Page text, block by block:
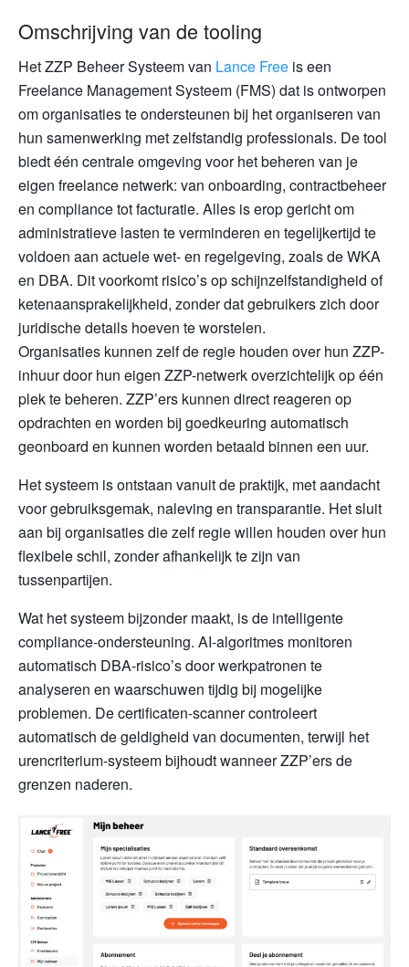
Omschrijving van de tooling
Het ZZP Beheer Systeem van Lance Free is een
Freelance Management Systeem (FMS) dat is ontworpen
om organisaties te ondersteunen bij het organiseren van
hun samenwerking met zelfstandig professionals. De tool
biedt één centrale omgeving voor het beheren van je
eigen freelance netwerk: van onboarding, contractbeheer
en compliance tot facturatie. Alles is erop gericht om
administratieve lasten te verminderen en tegelijkertijd te
voldoen aan actuele wet- en regelgeving, zoals de WKA
en DBA. Dit voorkomt risico’s op schijnzelfstandigheid of
ketenaansprakelijkheid, zonder dat gebruikers zich door
juridische details hoeven te worstelen.
Organisaties kunnen zelf de regie houden over hun ZZP-
inhuur door hun eigen ZZP-netwerk overzichtelijk op één
plek te beheren. ZZP’ers kunnen direct reageren op
opdrachten en worden bij goedkeuring automatisch
geonboard en kunnen worden betaald binnen een uur.
Het systeem is ontstaan vanuit de praktijk, met aandacht
voor gebruiksgemak, naleving en transparantie. Het sluit
aan bij organisaties die zelf regie willen houden over hun
flexibele schil, zonder afhankelijk te zijn van
tussenpartijen.
Wat het systeem bijzonder maakt, is de intelligente
compliance-ondersteuning. AI-algoritmes monitoren
automatisch DBA-risico’s door werkpatronen te
analyseren en waarschuwen tijdig bij mogelijke
problemen. De certificaten-scanner controleert
automatisch de geldigheid van documenten, terwijl het
urencriterium-systeem bijhoudt wanneer ZZP’ers de
grenzen naderen.